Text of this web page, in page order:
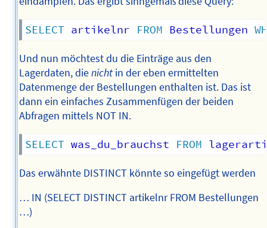
SELECT artikelnr FROM Bestellungen
Und nun möchtest du die Einträge aus den
Lagerdaten, dienichtin der eben ermittelten
Datenmenge der Bestellungen enthalten ist. Das ist
dann ein einfaches Zusammenfügen der beiden
Abfragen mittels NOT IN.
SELECT was_du_brauchst FROM
Das erwähnte DISTINCT könnte so eingefügt werden
… IN (SELECT DISTINCT artikelnr FROM Bestellungen
…)